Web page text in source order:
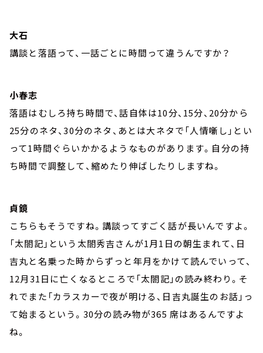
大石
講談と落語って、一話ごとに時間って違うんですか？
小春志
落語はむしろ持ち時間で、話自体は10分、15分、20分から
25分のネタ、30分のネタ、あとは大ネタで「人情噺し」とい
って1時間ぐらいかかるようなものがあります。自分の持
ち時間で調整して、縮めたり伸ばしたりしますね。
貞鏡
こちらもそうですね。講談ってすごく話が長いんですよ。
「太閤記」という太閤秀吉さんが1月1日の朝生まれて、日
吉丸と名乗った時からずっと年月をかけて読んでいって、
12月31日に亡くなるところで「太閤記」の読み終わり。そ
れでまた「カラスカーで夜が明ける、日吉丸誕生のお話」っ
て始まるという。30分の読み物が365 席はあるんですよ
ね。